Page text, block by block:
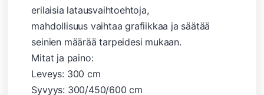
erilaisia ​​latausvaihtoehtoja,
mahdollisuus vaihtaa grafiikkaa ja säätää
seinien määrää tarpeidesi mukaan.
Mitat ja paino:
Leveys: 300 cm
Syvyys: 300/450/600 cm